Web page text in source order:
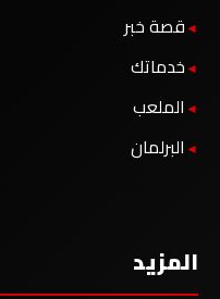
قصة خبر
خدماتك
الملعب
البرلمان
المزيد